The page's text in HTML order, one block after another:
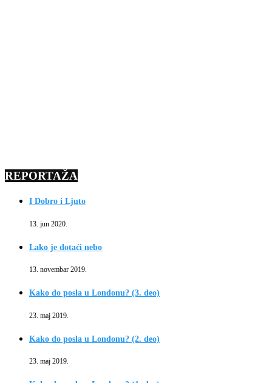
REPORTAŽA
I Dobro i Ljuto
13. jun 2020.
Lako je dotaći nebo
13. novembar 2019.
Kako do posla u Londonu? (3. deo)
23. maj 2019.
Kako do posla u Londonu? (2. deo)
23. maj 2019.